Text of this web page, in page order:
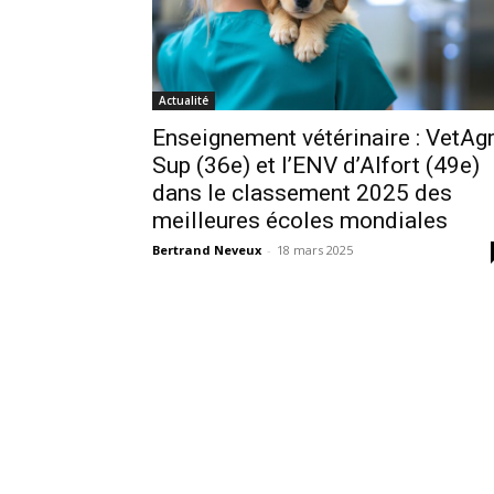
Actualité
Enseignement vétérinaire :
Sup (36e) et l’ENV d’Alfort (49e)
dans le classement 2025 des
meilleures écoles mondiales
Bertrand Neveux - 18 mars 2025